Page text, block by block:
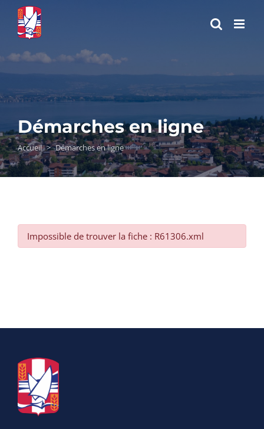
Passer
contenu
Démarches en ligne
Accueil > Démarches en ligne
Impossible de trouver la fiche : R61306.xml